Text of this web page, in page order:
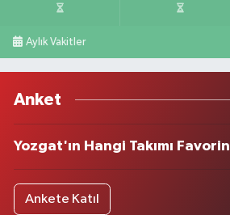
Aylık Vakitler
Anket
Yozgat'ın Hangi Takımı Favorin
Ankete Katıl